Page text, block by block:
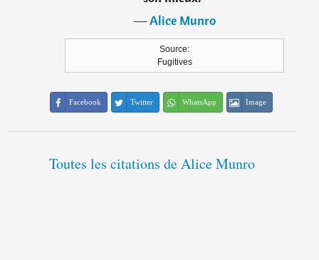
―Alice Munro
Source:
Fugitives
Facebook Twitter WhatsApp Image
Toutes les citations de Alice Munro